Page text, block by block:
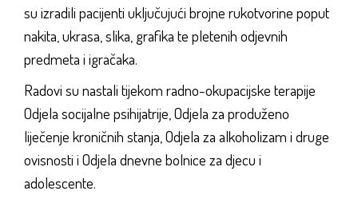
su izradili pacijenti uključujući brojne rukotvorine poput
nakita, ukrasa, slika, grafika te pletenih odjevnih
predmeta i igračaka.
Radovi su nastali tijekom radno-okupacijske terapije
Odjela socijalne psihijatrije, Odjela za produženo
liječenje kroničnih stanja, Odjela za alkoholizam i druge
ovisnosti i Odjela dnevne bolnice za djecu i
adolescente.